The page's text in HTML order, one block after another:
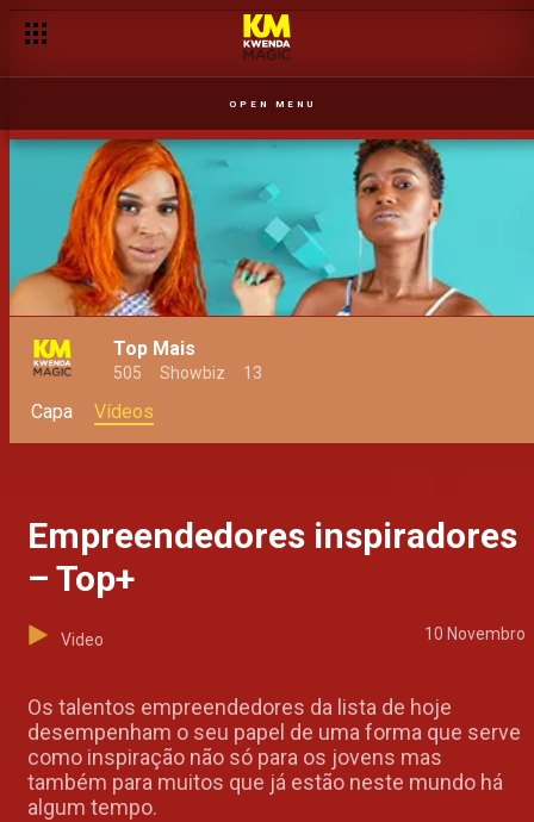
OPEN MENU
Top Mais
505 Showbiz 13
Capa Vídeos
Empreendedores inspiradores
– Top+
Video 10 Novembro
Os talentos empreendedores da lista de hoje
desempenham o seu papel de uma forma que serve
como inspiração não só para os jovens mas
também para muitos que já estão neste mundo há
algum tempo.